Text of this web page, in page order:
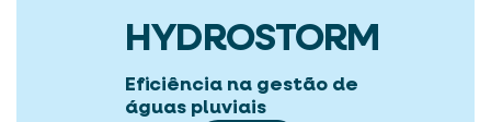
HYDROSTORM
Eficiência na gestão de
águas pluviais